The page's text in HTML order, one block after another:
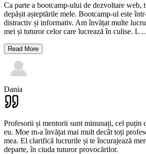
Ca parte a bootcamp-ului de dezvoltare web,
depășit așteptările mele. Bootcamp-ul este
distractiv și informativ. Am învățat multe
mei și tuturor celor care lucrează în culise. L ...
Read More
Dania
Profesorii și mentorii sunt minunați, cel puțin
eu. Moe m-a învățat mai mult decât toți
mea. El clarifică lucrurile și te încurajează
departe, în ciuda tuturor provocărilor.